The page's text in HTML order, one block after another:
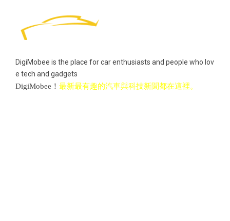
DigiMobee is the place for car enthusiasts and people who lov
e tech and gadgets
DigiMobee！ 最新最有趣的汽車與科技新聞都在這裡。